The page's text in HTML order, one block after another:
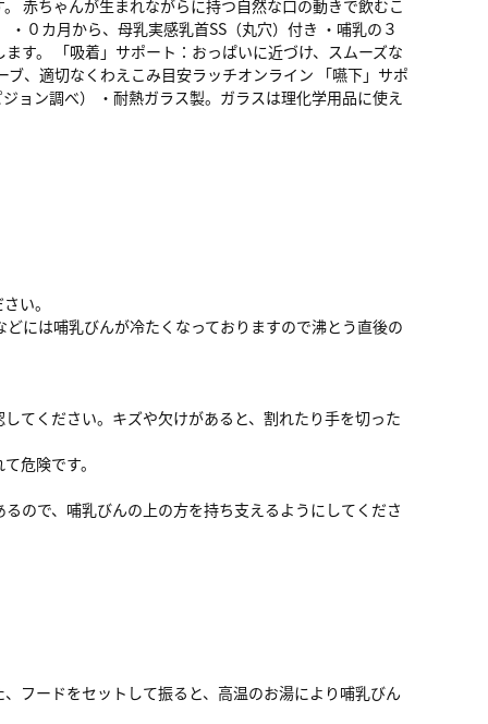
赤ちゃんが生まれながらに持つ自然な口の動きで飲むこ
０カ月から、母乳実感乳首SS（丸穴）付き ・哺乳の３
す。 「吸着」サポート：おっぱいに近づけ、スムーズな
、適切なくわえこみ目安ラッチオンライン 「嚥下」サポ
ョン調べ） ・耐熱ガラス製。ガラスは理化学用品に使え
い。
には哺乳びんが冷たくなっておりますので沸とう直後の
てください。キズや欠けがあると、割れたり手を切った
危険です。
ので、哺乳びんの上の方を持ち支えるようにしてくださ
フードをセットして振ると、高温のお湯により哺乳びん